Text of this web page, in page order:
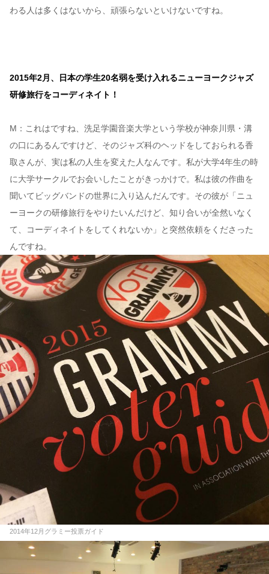
わる人は多くはないから、頑張らないといけないですね。
2015年2月、日本の学生20名弱を受け入れるニューヨークジャズ
研修旅行をコーディネイト！
M：これはですね、洗足学園音楽大学という学校が神奈川県・溝
の口にあるんですけど、そのジャズ科のヘッドをしておられる香
取さんが、実は私の人生を変えた人なんです。私が大学4年生の時
に大学サークルでお会いしたことがきっかけで。私は彼の作曲を
聞いてビッグバンドの世界に入り込んだんです。その彼が「ニュ
ーヨークの研修旅行をやりたいんだけど、知り合いが全然いなく
て、コーディネイトをしてくれないか」と突然依頼をくださった
んですね。
2014年12月グラミー投票ガイド